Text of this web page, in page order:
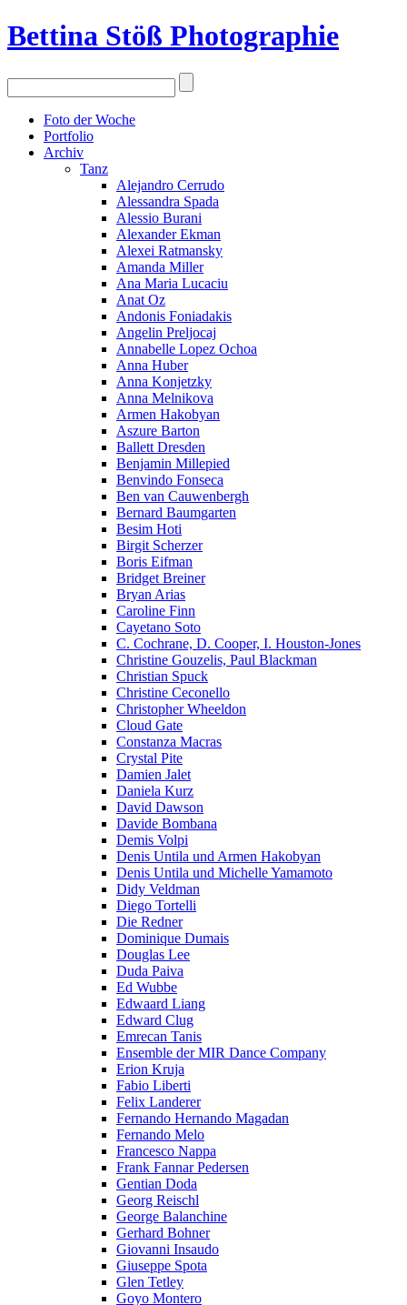
Bettina Stöß Photographie
Foto der Woche
Portfolio
Archiv
Tanz
Alejandro Cerrudo
Alessandra Spada
Alessio Burani
Alexander Ekman
Alexei Ratmansky
Amanda Miller
Ana Maria Lucaciu
Anat Oz
Andonis Foniadakis
Angelin Preljocaj
Annabelle Lopez Ochoa
Anna Huber
Anna Konjetzky
Anna Melnikova
Armen Hakobyan
Aszure Barton
Ballett Dresden
Benjamin Millepied
Benvindo Fonseca
Ben van Cauwenbergh
Bernard Baumgarten
Besim Hoti
Birgit Scherzer
Boris Eifman
Bridget Breiner
Bryan Arias
Caroline Finn
Cayetano Soto
C. Cochrane, D. Cooper, I. Houston-Jones
Christine Gouzelis, Paul Blackman
Christian Spuck
Christine Ceconello
Christopher Wheeldon
Cloud Gate
Constanza Macras
Crystal Pite
Damien Jalet
Daniela Kurz
David Dawson
Davide Bombana
Demis Volpi
Denis Untila und Armen Hakobyan
Denis Untila und Michelle Yamamoto
Didy Veldman
Diego Tortelli
Die Redner
Dominique Dumais
Douglas Lee
Duda Paiva
Ed Wubbe
Edwaard Liang
Edward Clug
Emrecan Tanis
Ensemble der MIR Dance Company
Erion Kruja
Fabio Liberti
Felix Landerer
Fernando Hernando Magadan
Fernando Melo
Francesco Nappa
Frank Fannar Pedersen
Gentian Doda
Georg Reischl
George Balanchine
Gerhard Bohner
Giovanni Insaudo
Giuseppe Spota
Glen Tetley
Goyo Montero